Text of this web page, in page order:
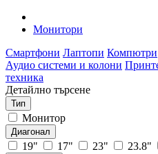
Монитори
Смартфони Лаптопи Компютри
Аудио системи и колони
техника
Детайлно търсене
Тип
Монитор
Диагонал
19" 17" 23" 23.8"